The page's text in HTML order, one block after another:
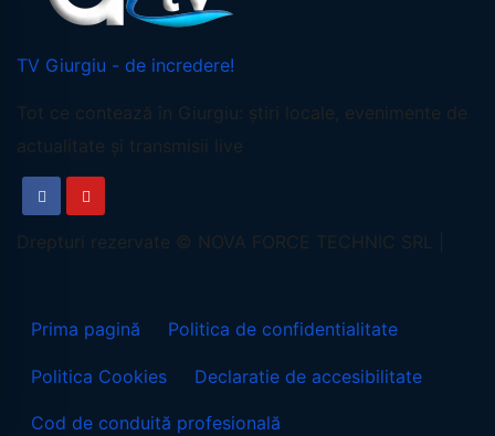
TV Giurgiu - de incredere!
Tot ce contează în Giurgiu: știri locale, evenimente de
actualitate și transmisii live
Prima pagină Politica de confidentialitate
Politica Cookies Declaratie de accesibilitate
Cod de conduită profesională